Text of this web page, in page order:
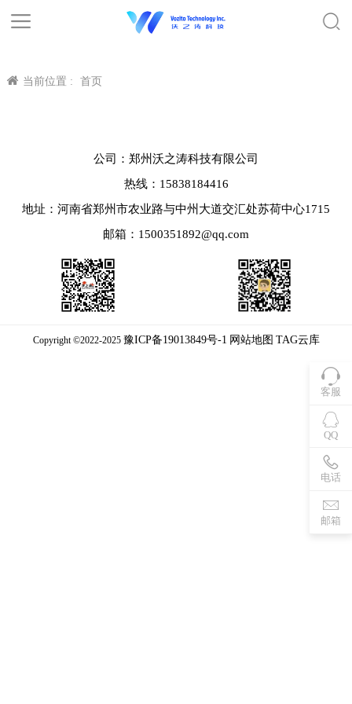
当前位置 : 首页
客服
QQ
电话
邮箱
公司：郑州沃之涛科技有限公司
热线：15838184416
地址：河南省郑州市农业路与中州大道交汇处苏荷中心1715
邮箱：1500351892@qq.com
Copyright ©2022-2025 豫ICP备19013849号-1 网站地图 TAG云库